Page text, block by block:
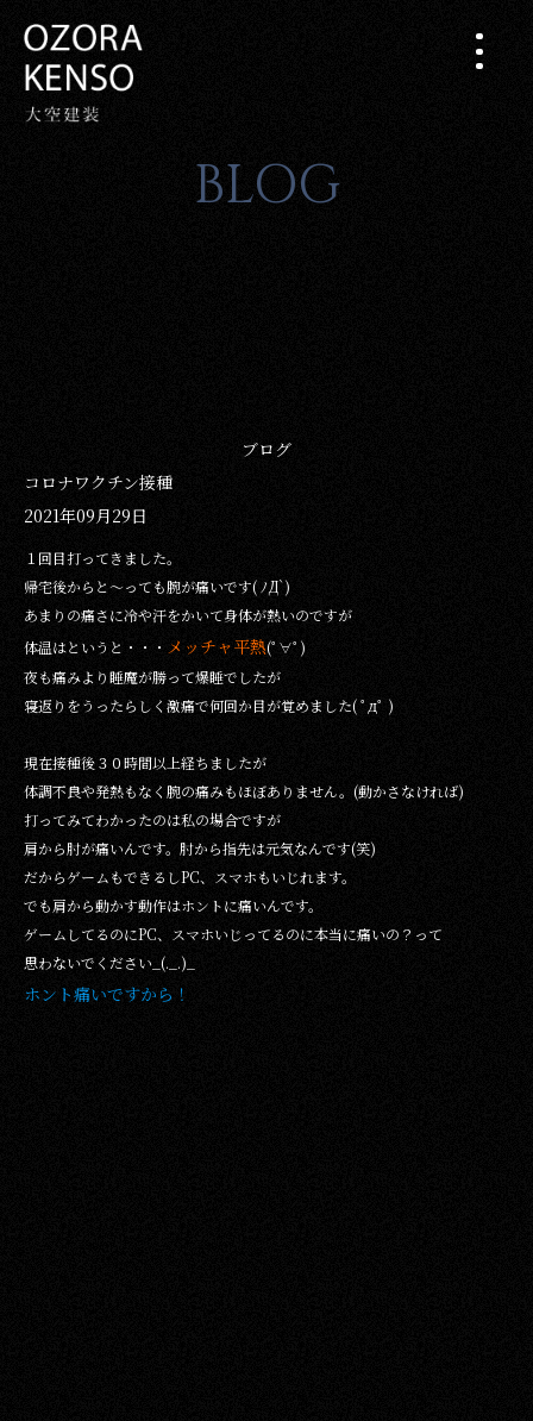
BLOG
ブログ
コロナワクチン接種
2021年09月29日
１回目打ってきました。
帰宅後からと～っても腕が痛いです( ﾉД`)
あまりの痛さに冷や汗をかいて身体が熱いのですが
体温はというと・・・ メッチャ平熱(ﾟ∀ﾟ)
夜も痛みより睡魔が勝って爆睡でしたが
寝返りをうったらしく激痛で何回か目が覚めました( ﾟдﾟ )
現在接種後３０時間以上経ちましたが
体調不良や発熱もなく腕の痛みもほぼありません。(動かさなければ)
打ってみてわかったのは私の場合ですが
肩から肘が痛いんです。肘から指先は元気なんです(笑)
だからゲームもできるしPC、スマホもいじれます。
でも肩から動かす動作はホントに痛いんです。
ゲームしてるのにPC、スマホいじってるのに本当に痛いの？って
思わないでください_(._.)_
ホント痛いですから！